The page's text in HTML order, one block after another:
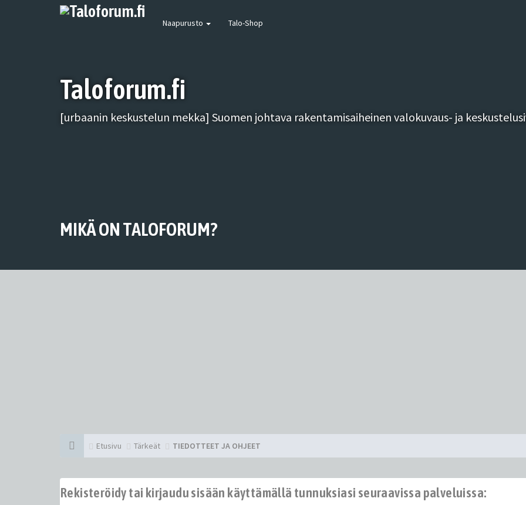
Naapurusto Talo-Shop
Taloforum.fi
[urbaanin keskustelun mekka] Suomen johtava rakentamisaiheinen valokuvaus- ja
MIKÄ ON TALOFORUM?
Etusivu Tärkeät TIEDOTTEET JA OHJEET
Rekisteröidy tai kirjaudu sisään käyttämällä tunnuksiasi seuraavissa palveluissa: